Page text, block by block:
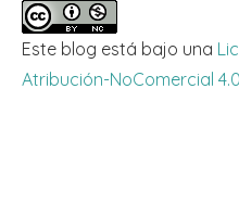
Este blog está bajo una
Atribución-NoComercial